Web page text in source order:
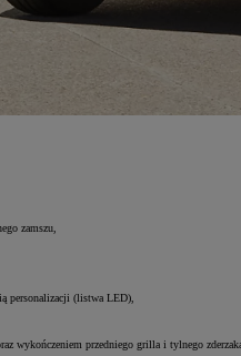
zamszu,
personalizacji (listwa LED),
wykończeniem przedniego grilla i tylnego